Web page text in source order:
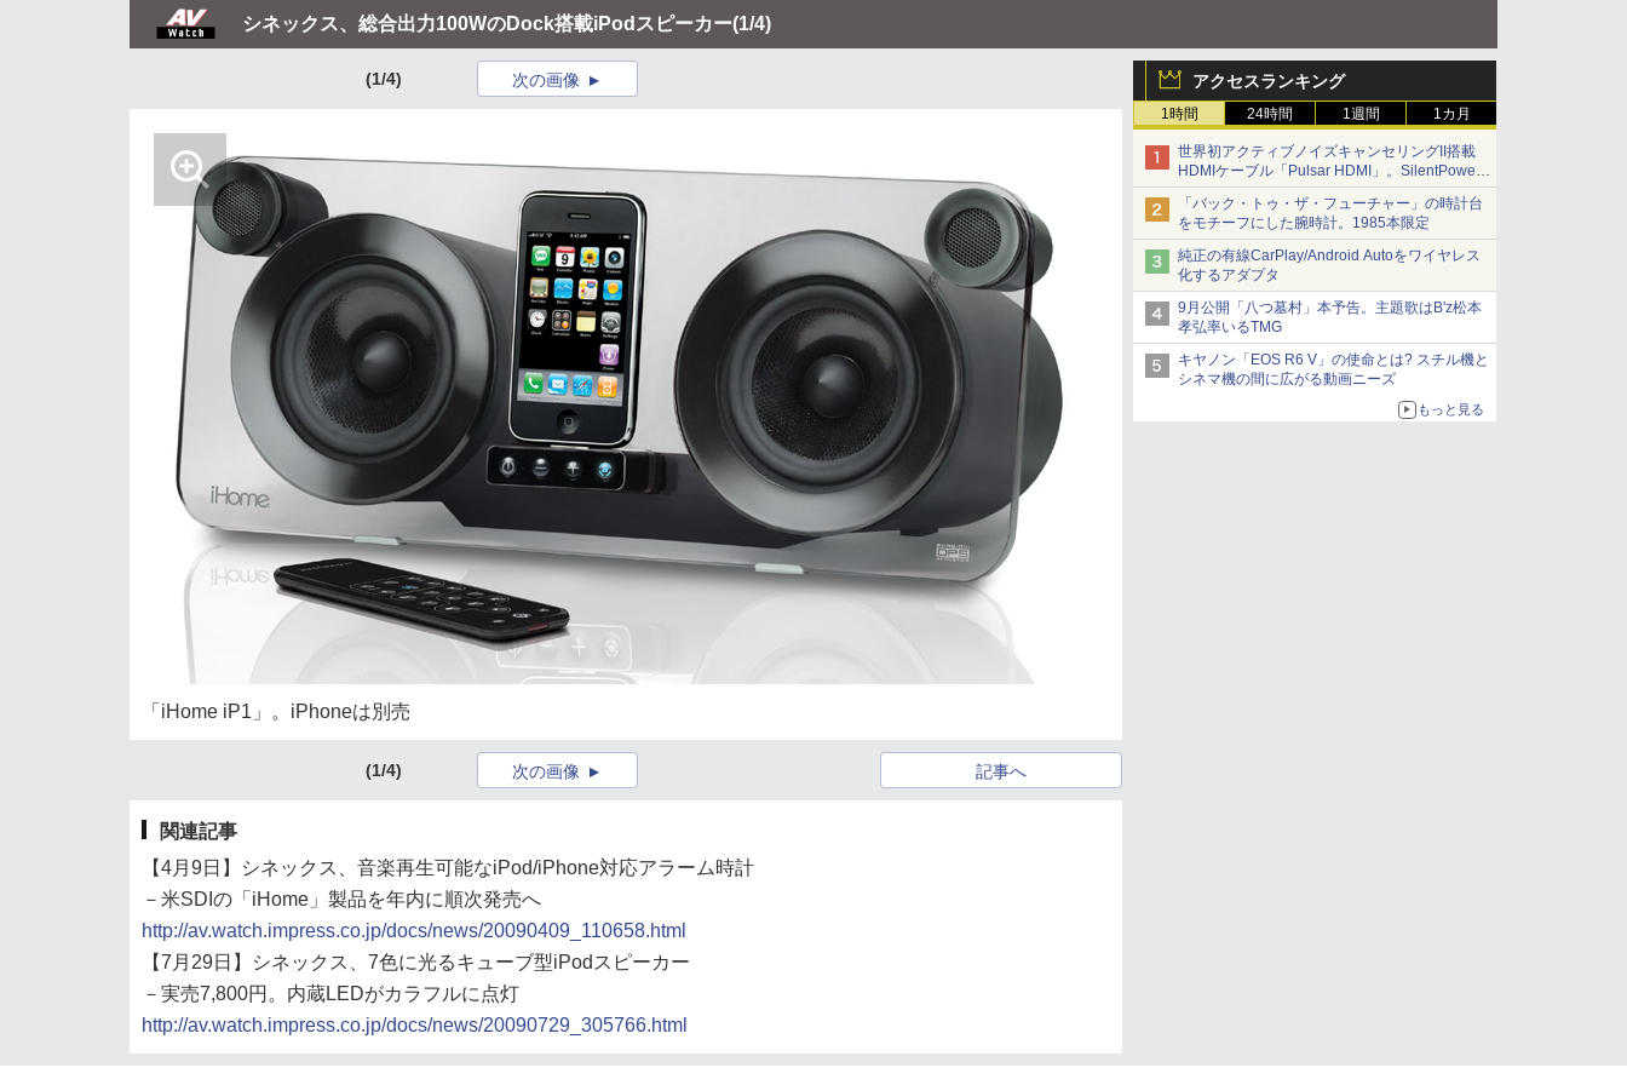
シネックス、総合出力100WのDock搭載iPodスピーカー(1/4)
アクセスランキング
1時間 24時間 1週間 1カ月
世界初アクティブノイズキャンセリングII搭載
HDMIケーブル「Pulsar HDMI」。SilentPower
から
「バック・トゥ・ザ・フューチャー」の時計台
をモチーフにした腕時計。1985本限定
純正の有線CarPlay/Android Autoをワイヤレス
化するアダプタ
9月公開「八つ墓村」本予告。主題歌はB'z松本
孝弘率いるTMG
キヤノン「EOS R6 V」の使命とは? スチル機と
シネマ機の間に広がる動画ニーズ
もっと見る
(1/4) 次の画像
「iHome iP1」。iPhoneは別売
(1/4) 記事へ
次の画像
関連記事
【4月9日】シネックス、音楽再生可能なiPod/iPhone対応アラーム時計
－米SDIの「iHome」製品を年内に順次発売へ
http://av.watch.impress.co.jp/docs/news/20090409_110658.html
【7月29日】シネックス、7色に光るキューブ型iPodスピーカー
－実売7,800円。内蔵LEDがカラフルに点灯
http://av.watch.impress.co.jp/docs/news/20090729_305766.html